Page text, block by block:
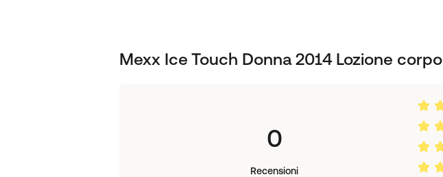
Mexx Ice Touch Donna 2014 Lozione corpo
0
Recensioni